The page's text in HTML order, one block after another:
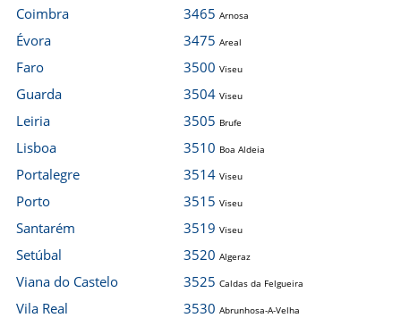
Coimbra
Évora
Faro
Guarda
Leiria
Lisboa
Portalegre
Porto
Santarém
Setúbal
Viana do Castelo
Vila Real
3465 Arnosa
3475 Areal
3500 Viseu
3504 Viseu
3505 Brufe
3510 Boa Aldeia
3514 Viseu
3515 Viseu
3519 Viseu
3520 Algeraz
3525 Caldas da Felgueira
3530 Abrunhosa-A-Velha